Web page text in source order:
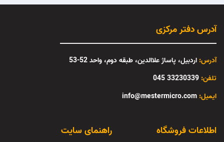
آدرس دفتر مرکزی
آدرس: اردبیل، پاساژ علاالدین، طبقه دوم، واحد 52-53
تلفن: 33230339 045
info@mestermicro.com :ایمیل
راهنمای سایت اطلاعات فروشگاه